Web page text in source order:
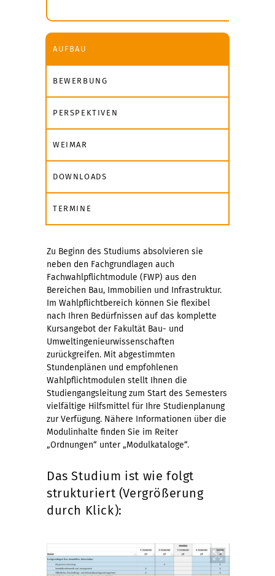
AUFBAU
BEWERBUNG
PERSPEKTIVEN
WEIMAR
DOWNLOADS
TERMINE
Zu Beginn des Studiums absolvieren sie
neben den Fachgrundlagen auch
Fachwahlpflichtmodule (FWP) aus den
Bereichen Bau, Immobilien und Infrastruktur.
Im Wahlpflichtbereich können Sie flexibel
nach Ihren Bedürfnissen auf das komplette
Kursangebot der Fakultät Bau- und
Umweltingenieurwissenschaften
zurückgreifen. Mit abgestimmten
Stundenplänen und empfohlenen
Wahlpflichtmodulen stellt Ihnen die
Studiengangsleitung zum Start des Semesters
vielfältige Hilfsmittel für Ihre Studienplanung
zur Verfügung. Nähere Informationen über die
Modulinhalte finden Sie im Reiter
„Ordnungen“ unter „Modulkataloge“.
Das Studium ist wie folgt
strukturiert (Vergrößerung
durch Klick):